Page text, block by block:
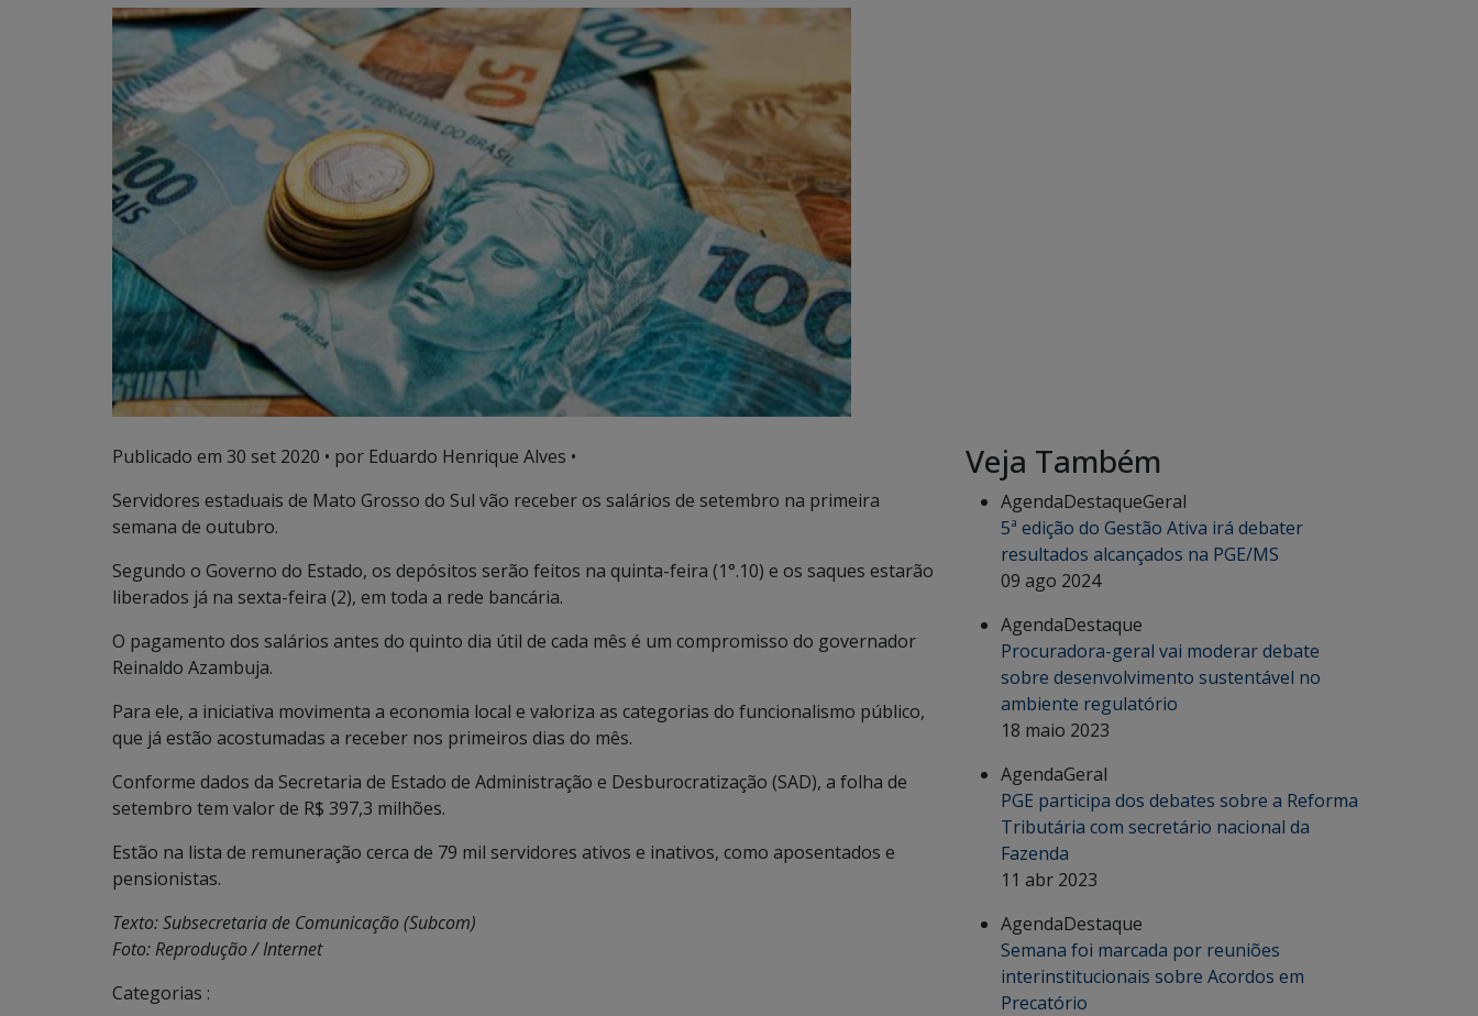
Publicado em 30 set 2020 • por Eduardo Henrique Alves •
Servidores estaduais de Mato Grosso do Sul vão receber os salários de setembro na primeira
semana de outubro.
Segundo o Governo do Estado, os depósitos serão feitos na quinta-feira (1°.10) e os saques estarão
liberados já na sexta-feira (2), em toda a rede bancária.
O pagamento dos salários antes do quinto dia útil de cada mês é um compromisso do governador
Reinaldo Azambuja.
Para ele, a iniciativa movimenta a economia local e valoriza as categorias do funcionalismo público,
que já estão acostumadas a receber nos primeiros dias do mês.
Conforme dados da Secretaria de Estado de Administração e Desburocratização (SAD), a folha de
setembro tem valor de R$ 397,3 milhões.
Estão na lista de remuneração cerca de 79 mil servidores ativos e inativos, como aposentados e
pensionistas.
Texto: Subsecretaria de Comunicação (Subcom)
Foto: Reprodução / Internet
Categorias :
Veja Também
AgendaDestaqueGeral
5ª edição do Gestão Ativa irá debater
resultados alcançados na PGE/MS
09 ago 2024
AgendaDestaque
Procuradora-geral vai moderar debate
sobre desenvolvimento sustentável no
ambiente regulatório
18 maio 2023
AgendaGeral
PGE participa dos debates sobre a Reforma
Tributária com secretário nacional da
Fazenda
11 abr 2023
AgendaDestaque
Semana foi marcada por reuniões
interinstitucionais sobre Acordos em
Precatório